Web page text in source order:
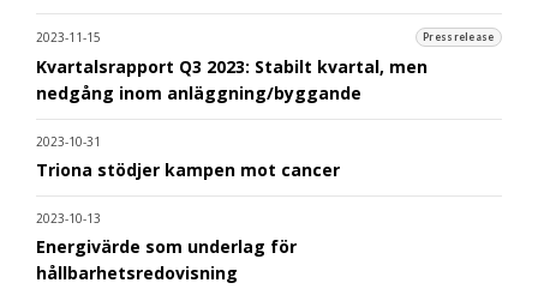
2023-11-15 Pressrelease
Kvartalsrapport Q3 2023: Stabilt kvartal, men
nedgång inom anläggning/byggande
2023-10-31
Triona stödjer kampen mot cancer
2023-10-13
Energivärde som underlag för
hållbarhetsredovisning